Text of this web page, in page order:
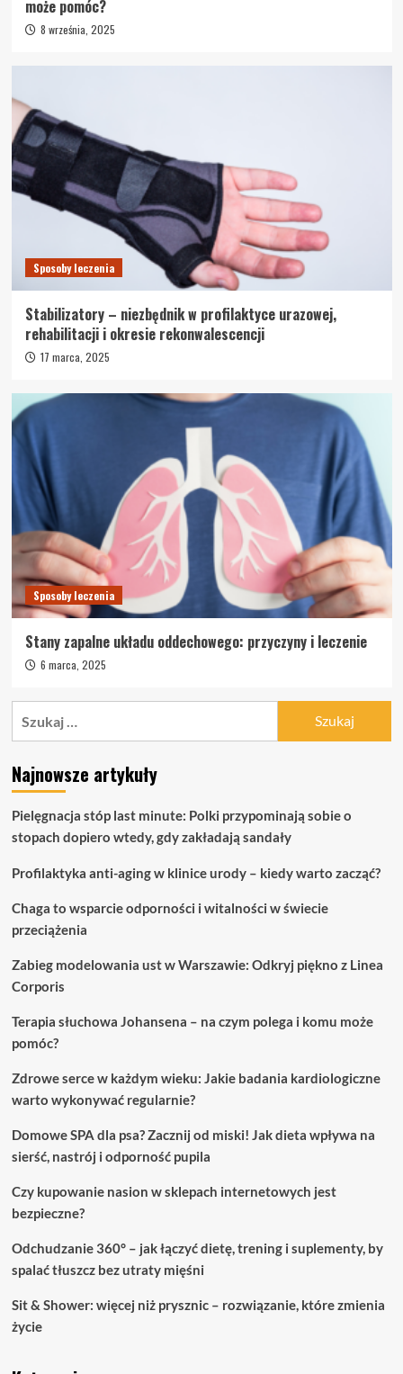
może pomóc?
8 września, 2025
Sposoby leczenia
Stabilizatory – niezbędnik w profilaktyce urazowej,
rehabilitacji i okresie rekonwalescencji
17 marca, 2025
Sposoby leczenia
Stany zapalne układu oddechowego: przyczyny i leczenie
6 marca, 2025
Najnowsze artykuły
Pielęgnacja stóp last minute: Polki przypominają sobie o
stopach dopiero wtedy, gdy zakładają sandały
Profilaktyka anti-aging w klinice urody – kiedy warto zacząć?
Chaga to wsparcie odporności i witalności w świecie
przeciążenia
Zabieg modelowania ust w Warszawie: Odkryj piękno z Linea
Corporis
Terapia słuchowa Johansena – na czym polega i komu może
pomóc?
Zdrowe serce w każdym wieku: Jakie badania kardiologiczne
warto wykonywać regularnie?
Domowe SPA dla psa? Zacznij od miski! Jak dieta wpływa na
sierść, nastrój i odporność pupila
Czy kupowanie nasion w sklepach internetowych jest
bezpieczne?
Odchudzanie 360° – jak łączyć dietę, trening i suplementy, by
spalać tłuszcz bez utraty mięśni
Sit & Shower: więcej niż prysznic – rozwiązanie, które zmienia
życie